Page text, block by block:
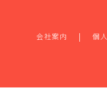
会社案内 個